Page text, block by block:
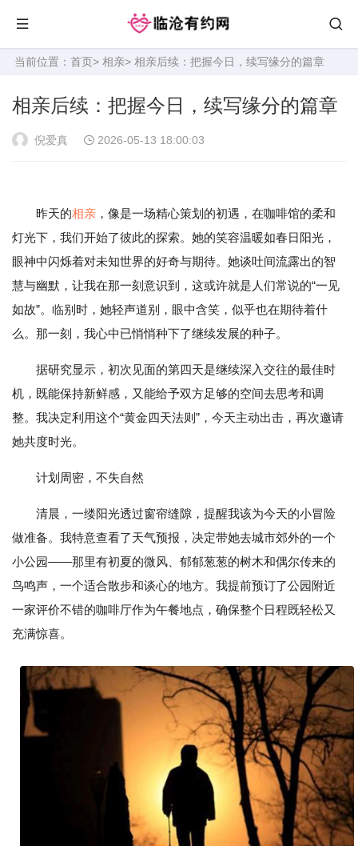
当前位置： 首页> 相亲> 相亲后续：把握今日，续写缘分的篇章
相亲后续：把握今日，续写缘分的篇章
倪爱真 2026-05-13 18:00:03
昨天的相亲 ，像是一场精心策划的初遇，在咖啡馆的柔和
灯光下，我们开始了彼此的探索。她的笑容温暖如春日阳光，
眼神中闪烁着对未知世界的好奇与期待。她谈吐间流露出的智
慧与幽默，让我在那一刻意识到，这或许就是人们常说的“一见
如故”。临别时，她轻声道别，眼中含笑，似乎也在期待着什
么。那一刻，我心中已悄悄种下了继续发展的种子。
据研究显示，初次见面的第四天是继续深入交往的最佳时
机，既能保持新鲜感，又能给予双方足够的空间去思考和调
整。我决定利用这个“黄金四天法则”，今天主动出击，再次邀请
她共度时光。
计划周密，不失自然
清晨，一缕阳光透过窗帘缝隙，提醒我该为今天的小冒险
做准备。我特意查看了天气预报，决定带她去城市郊外的一个
小公园——那里有初夏的微风、郁郁葱葱的树木和偶尔传来的
鸟鸣声，一个适合散步和谈心的地方。我提前预订了公园附近
一家评价不错的咖啡厅作为午餐地点，确保整个日程既轻松又
充满惊喜。